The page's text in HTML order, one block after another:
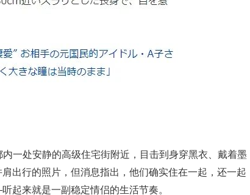
一处安静的高级住宅街附近，目击到身穿黑衣、戴着墨
出行的照片，但消息指出，他们确实住在一起，还一起
起来就是一副稳定情侣的生活节奏。